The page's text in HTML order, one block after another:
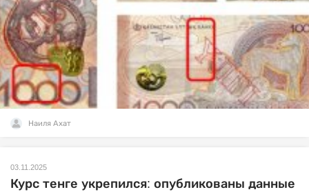
Наиля Ахат
03.11.2025
Курс тенге укрепился: опубликованы данные